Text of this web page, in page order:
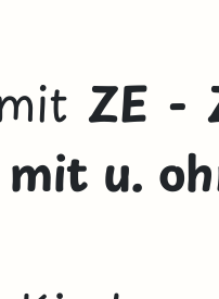
ZE -
mit u.